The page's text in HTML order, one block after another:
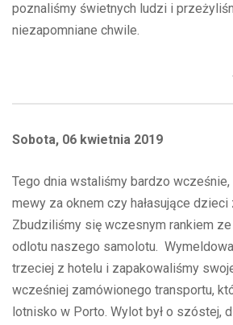
poznaliśmy świetnych ludzi i
niezapomniane chwile.
Sobota, 06 kwietnia 2019
Tego dnia wstaliśmy bardzo
mewy za oknem czy hałasujące dzieci
Zbudziliśmy się wczesnym rankiem
odlotu naszego samolotu.
trzeciej z hotelu i zapakowaliśmy
wcześniej zamówionego transportu,
lotnisko w Porto. Wylot był o szóstej,